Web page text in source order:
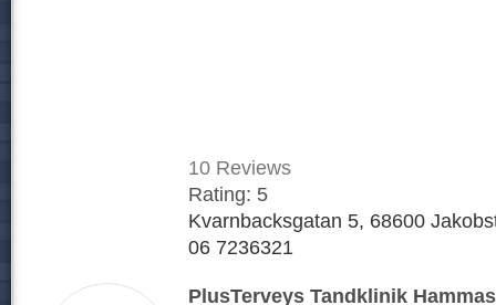
10 Reviews
Rating: 5
Kvarnbacksgatan 5, 68600
06 7236321
PlusTerveys Tandklinik